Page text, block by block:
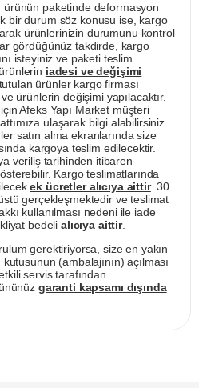
paketinde deformasyon
bir durum söz konusu ise, kargo
ürünlerinizin durumunu kontrol
gördüğünüz takdirde, kargo
isteyiniz ve paketi teslim
iadesi ve değişimi
ürünler kargo firması
ürünlerin değişimi yapılacaktır.
Afeks Yapı Market müşteri
ulaşarak bilgi alabilirsiniz.
satın alma ekranlarında size
kargoya teslim edilecektir.
veriliş tarihinden itibaren
Kargo teslimatlarında
ek ücretler alıcıya aittir. 30
gerçekleşmektedir ve teslimat
kullanılması nedeni ile iade
bedeli alıcıya aittir.
gerektiriyorsa, size en yakın
(ambalajının) açılması
servis tarafından
garanti kapsamı dışında